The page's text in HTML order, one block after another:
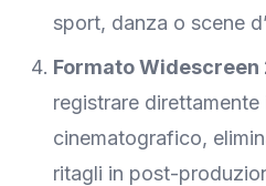
sport, danza o scene
Formato Widescreen
registrare
cinematografico,
ritagli in post-